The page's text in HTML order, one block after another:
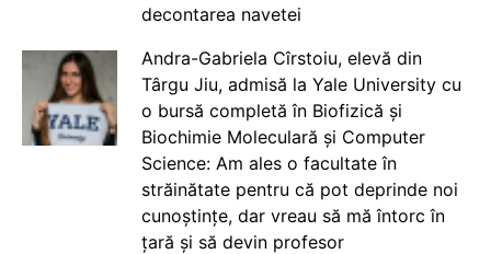
decontarea navetei
Andra-Gabriela Cîrstoiu, elevă din
Târgu Jiu, admisă la Yale University cu
o bursă completă în Biofizică și
Biochimie Moleculară și Computer
Science: Am ales o facultate în
străinătate pentru că pot deprinde noi
cunoștințe, dar vreau să mă întorc în
țară și să devin profesor